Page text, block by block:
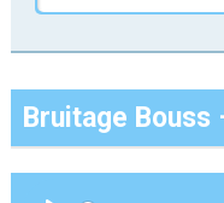
Bruitage